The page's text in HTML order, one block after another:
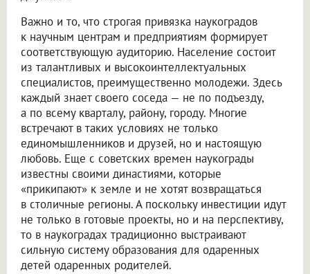
Важно и то, что строгая привязка наукоградов
к научным центрам и предприятиям формирует
соответствующую аудиторию. Население состоит
из талантливых и высокоинтеллектуальных
специалистов, преимущественно молодежи. Здесь
каждый знает своего соседа — не по подъезду,
а по всему кварталу, району, городу. Многие
встречают в таких условиях не только
единомышленников и друзей, но и настоящую
любовь. Еще с советских времен наукограды
известны своими династиями, которые
«прикипают» к земле и не хотят возвращаться
в столичные регионы. А поскольку инвестиции идут
не только в готовые проекты, но и на перспективу,
то в наукоградах традиционно выстраивают
сильную систему образования для одаренных
детей одаренных родителей.